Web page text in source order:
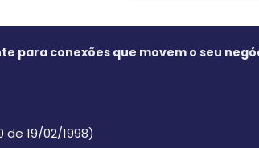
para conexões que movem o seu
de 19/02/1998)